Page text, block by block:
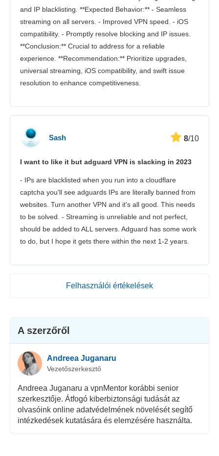
and IP blacklisting. **Expected Behavior:** - Seamless
streaming on all servers. - Improved VPN speed. - iOS
compatibility. - Promptly resolve blocking and IP issues.
**Conclusion:** Crucial to address for a reliable
experience. **Recommendation:** Prioritize upgrades,
universal streaming, iOS compatibility, and swift issue
resolution to enhance competitiveness.
Sash 8/10
I want to like it but adguard VPN is slacking in 2023
- IPs are blacklisted when you run into a cloudflare
captcha you'll see adguards IPs are literally banned from
websites. Turn another VPN and it's all good. This needs
to be solved. - Streaming is unreliable and not perfect,
should be added to ALL servers. Adguard has some work
to do, but I hope it gets there within the next 1-2 years.
Felhasználói értékelések
A szerzőről
Andreea Juganaru
Vezetőszerkesztő
Andreea Juganaru a vpnMentor korábbi senior
szerkesztője. Átfogó kiberbiztonsági tudását az
olvasóink online adatvédelmének növelését segítő
intézkedések kutatására és elemzésére használta.